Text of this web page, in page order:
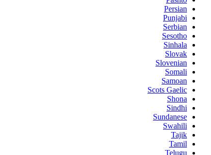
Persian
Punjabi
Serbian
Sesotho
Sinhala
Slovak
Slovenian
Somali
Samoan
Scots Gaelic
Shona
Sindhi
Sundanese
Swahili
Tajik
Tamil
Telugu